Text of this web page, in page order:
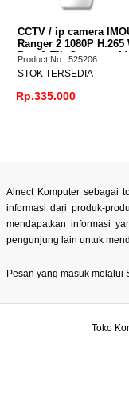
Rp.285.000
CCTV WIFI DAHUA
A1 (H2A) 2MP Smart
INDOOR Camera -
2MP Only
Product No : 542703
SOLD OUT
Alnect Komputer sebagai
informasi dari produk-
mendapatkan informasi
pengunjung lain untuk
Pesan yang masuk melalui
Toko